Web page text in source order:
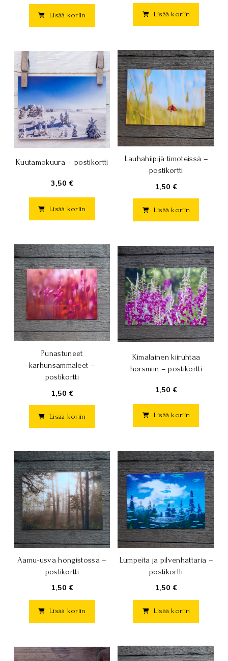
Lisää koriin Lisää koriin
Kuutamokuura – postikortti
3,50 €
Lisää koriin
Lauhahiipijä timoteissä –
postikortti
1,50 €
Lisää koriin
Punastuneet
karhunsammaleet –
postikortti
1,50 €
Lisää koriin
Kimalainen kiiruhtaa
horsmiin – postikortti
1,50 €
Lisää koriin
Aamu-usva hongistossa –
postikortti
1,50 €
Lisää koriin
Lumpeita ja pilvenhattaria –
postikortti
1,50 €
Lisää koriin